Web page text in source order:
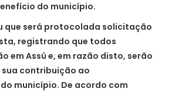
do município.
que será protocolada solicitação
registrando que todos
em Assú e, em razão disto, serão
contribuição ao
município. De acordo com